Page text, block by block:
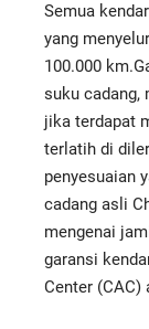
Semua
yang
100.000
suku cadang,
jika terdapat
terlatih di
penyesuaian
cadang asli
mengenai
garansi
Center (CAC)